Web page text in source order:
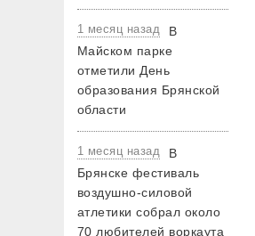
1 месяц назад
В
Майском парке
отметили День
образования Брянской
области
1 месяц назад
В
Брянске фестиваль
воздушно-силовой
атлетики собрал около
70 любителей воркаута